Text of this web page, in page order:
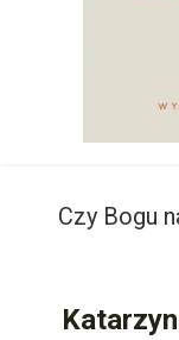
Czy Bogu